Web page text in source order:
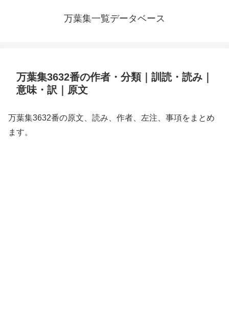
万葉集一覧データベース
万葉集3632番の作者・分類｜訓読・読み｜
意味・訳｜原文
万葉集3632番の原文、読み、作者、左注、事項をまとめ
ます。